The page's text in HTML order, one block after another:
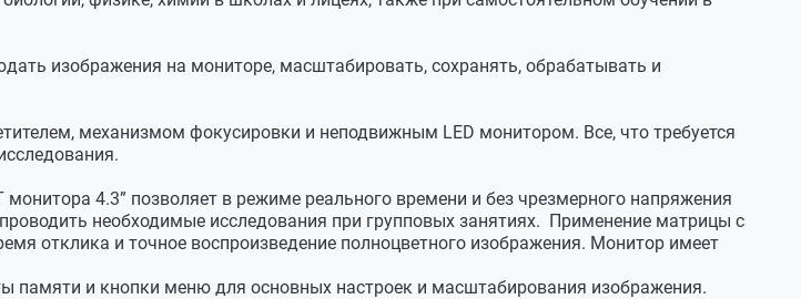
изображения на мониторе, масштабировать, сохранять, обрабатывать и
механизмом фокусировки и неподвижным LED монитором. Все, что требуется
4.3” позволяет в режиме реального времени и без чрезмерного напряжения
необходимые исследования при групповых занятиях. Применение матрицы c
отклика и точное воспроизведение полноцветного изображения. Монитор имеет
памяти и кнопки меню для основных настроек и масштабирования изображения.